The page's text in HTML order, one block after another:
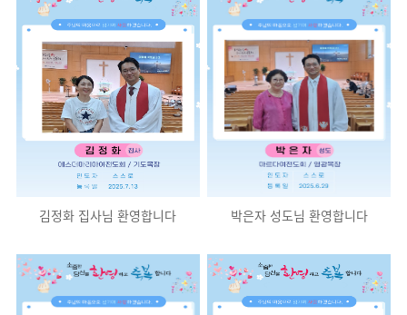
김정화 집사님 환영합니다 박은자 성도님 환영합니다